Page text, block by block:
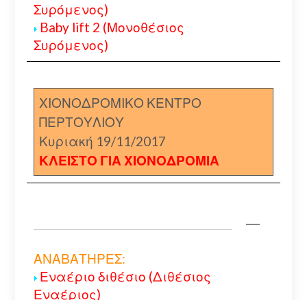
Συρόμενος)
Baby lift 2 (Μονοθέσιος
Συρόμενος)
ΧΙΟΝΟΔΡΟΜΙΚΟ ΚΕΝΤΡΟ
ΠΕΡΤΟΥΛΙΟΥ
Κυριακή 19/11/2017
ΚΛΕΙΣΤΟ ΓΙΑ ΧΙΟΝΟΔΡΟΜΙΑ
ΑΝΑΒΑΤΗΡΕΣ:
Εναέριο διθέσιο (Διθέσιος
Εναέριος)